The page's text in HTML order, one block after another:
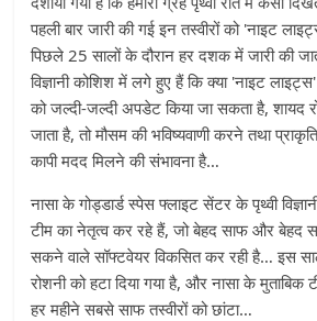
पहली बार जारी की गई इन तस्वीरों को 'नाइट
पिछले 25 सालों के दौरान हर दशक में जारी की
विज्ञानी कोशिश में लगे हुए हैं कि क्या 'नाइट
को जल्दी-जल्दी अपडेट किया जा सकता है, शायद
जाता है, तो मौसम की भविष्यवाणी करने तथा
कापी मदद मिलने की संभावना है…
नासा के गोड्डार्ड स्पेस फ्लाइट सेंटर के पृथ्वी
टीम का नेतृत्व कर रहे हैं, जो बेहद साफ और बेहद
सकने वाले सॉफ्टवेयर विकसित कर रही है… इस
रोशनी को हटा दिया गया है, और नासा के
हर महीने सबसे साफ तस्वीरों को छांटा…